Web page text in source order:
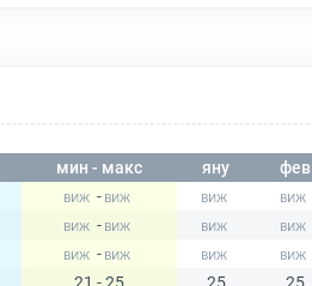
мин - макс яну фев
-
-
-